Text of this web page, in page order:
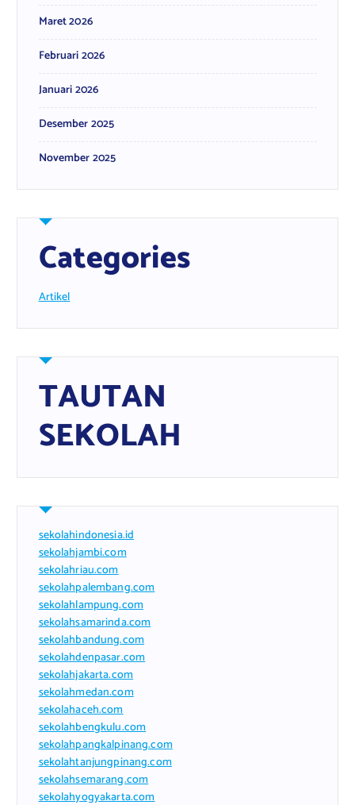
Maret 2026
Februari 2026
Januari 2026
Desember 2025
November 2025
Categories
Artikel
TAUTAN
SEKOLAH
sekolahindonesia.id
sekolahjambi.com
sekolahriau.com
sekolahpalembang.com
sekolahlampung.com
sekolahsamarinda.com
sekolahbandung.com
sekolahdenpasar.com
sekolahjakarta.com
sekolahmedan.com
sekolahaceh.com
sekolahbengkulu.com
sekolahpangkalpinang.com
sekolahtanjungpinang.com
sekolahsemarang.com
sekolahyogyakarta.com